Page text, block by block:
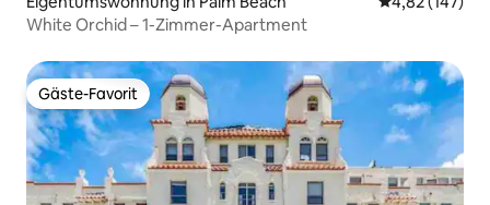
White Orchid – 1-Zimmer-Apartment
Gäste-Favorit
Gäste-Favorit